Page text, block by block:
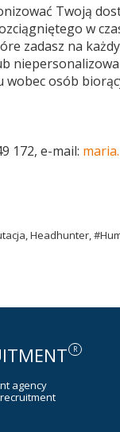
R
agency
Twoją
w
zadasz na
osób
172, e-mail:
Headhunter,